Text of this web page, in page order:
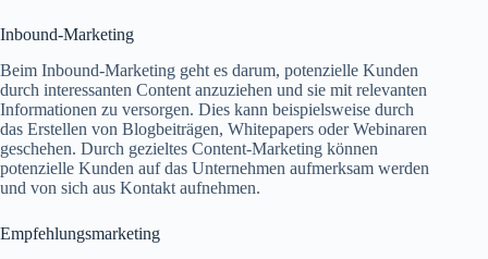
Inbound-Marketing
Beim Inbound-Marketing geht es darum, potenzielle Kunden
durch interessanten Content anzuziehen und sie mit relevanten
Informationen zu versorgen. Dies kann beispielsweise durch
das Erstellen von Blogbeiträgen, Whitepapers oder Webinaren
geschehen. Durch gezieltes Content-Marketing können
potenzielle Kunden auf das Unternehmen aufmerksam werden
und von sich aus Kontakt aufnehmen.
Empfehlungsmarketing